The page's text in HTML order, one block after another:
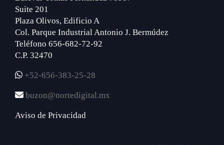
Suite 201
Plaza Olivos, Edificio A
Col. Parque Industrial Antonio J. Bermúdez
Teléfono 656-682-72-92
C.P. 32470
+52-656-383-25-28
buzon@nortedigital.mx
Aviso de Privacidad